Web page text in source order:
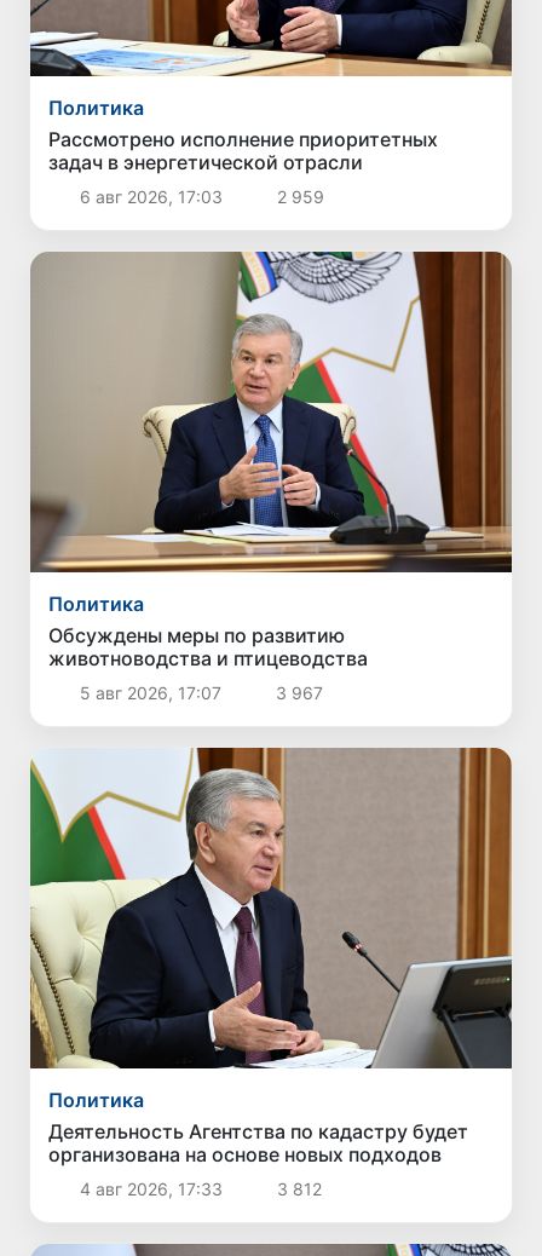
Политика
Рассмотрено исполнение приоритетных
задач в энергетической отрасли
6 авг 2026, 17:03 2 959
Политика
Обсуждены меры по развитию
животноводства и птицеводства
5 авг 2026, 17:07 3 967
Политика
Деятельность Агентства по кадастру будет
организована на основе новых подходов
4 авг 2026, 17:33 3 812